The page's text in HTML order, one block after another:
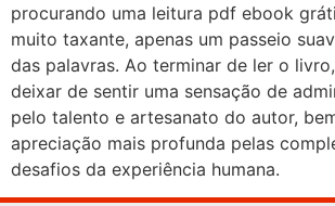
procurando uma leitura pdf ebook
muito taxante, apenas um passeio
das palavras. Ao terminar de ler o
deixar de sentir uma sensação de
pelo talento e artesanato do autor,
apreciação mais profunda pelas
desafios da experiência humana.